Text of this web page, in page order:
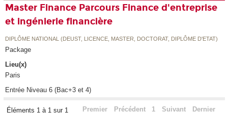
Master Finance Parcours Finance d'entreprise
et ingénierie financière
DIPLÔME NATIONAL (DEUST, LICENCE, MASTER, DOCTORAT, DIPLÔME D'ETAT)
Package
Lieu(x)
Paris
Entrée Niveau 6 (Bac+3 et 4)
Éléments 1 à 1 sur 1 Premier Précédent 1 Suivant Dernier